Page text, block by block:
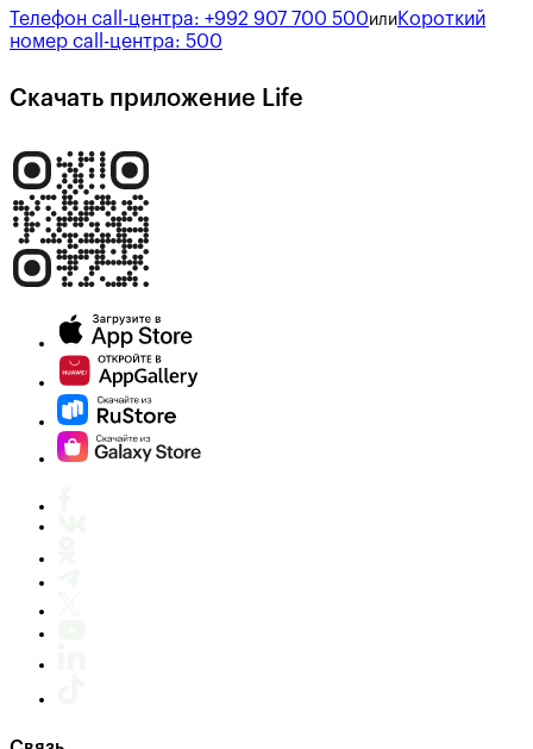
Телефон call-центра: +992 907 700 500или Короткий
номер call-центра: 500
Скачать приложение Life